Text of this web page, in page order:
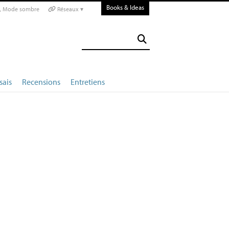
Mode sombre Réseaux ▾ Books & Ideas
Recensions Entretiens